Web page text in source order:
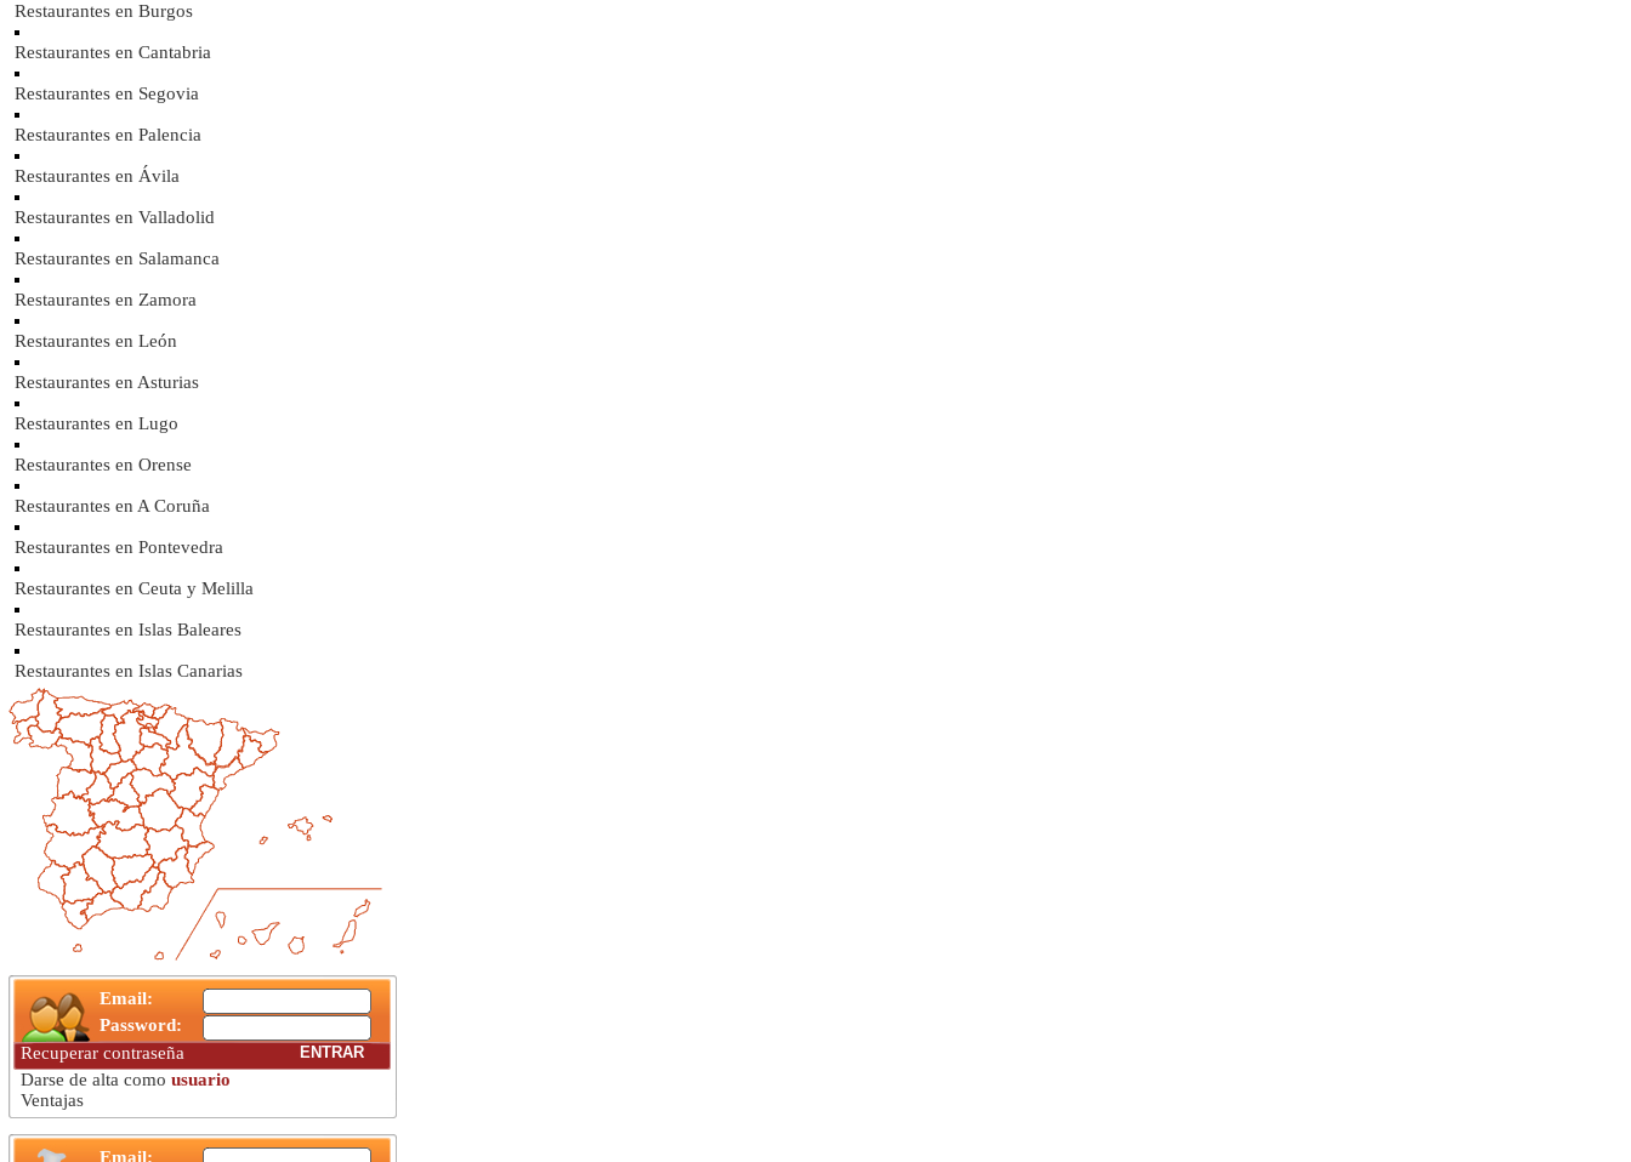
Restaurantes en Burgos
Restaurantes en Cantabria
Restaurantes en Segovia
Restaurantes en Palencia
Restaurantes en Ávila
Restaurantes en Valladolid
Restaurantes en Salamanca
Restaurantes en Zamora
Restaurantes en León
Restaurantes en Asturias
Restaurantes en Lugo
Restaurantes en Orense
Restaurantes en A Coruña
Restaurantes en Pontevedra
Restaurantes en Ceuta y Melilla
Restaurantes en Islas Baleares
Restaurantes en Islas Canarias
Email:
Password:
Recuperar contraseña
Darse de alta como usuario
Ventajas
Email: